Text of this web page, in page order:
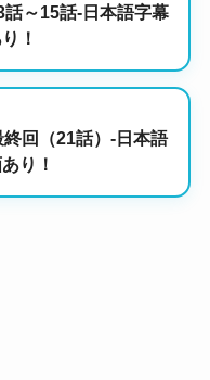
～15話-日本語字幕
！
回（21話）-日本語
り！